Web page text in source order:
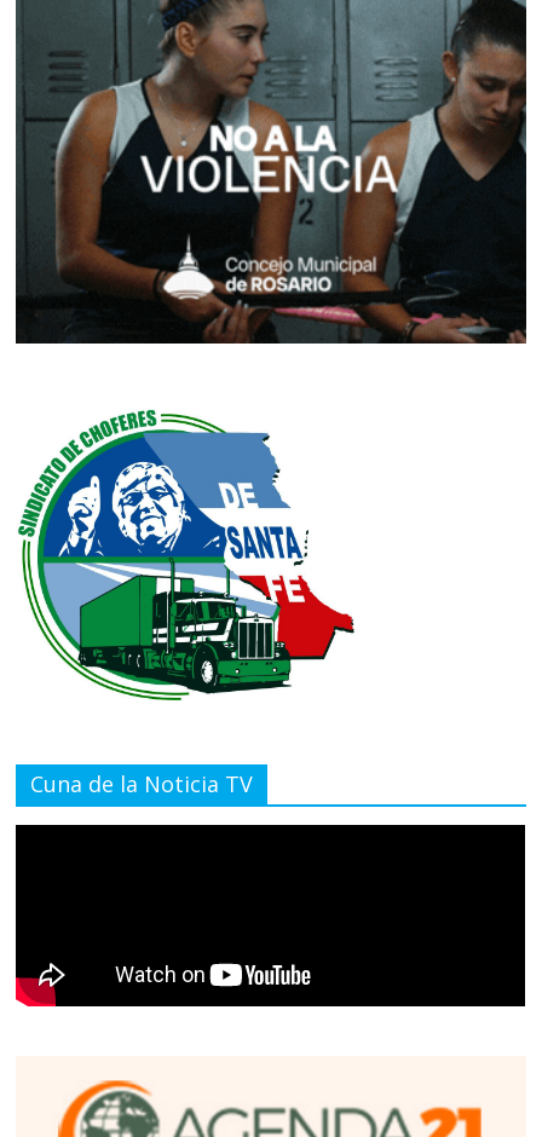
Cuna de la Noticia TV